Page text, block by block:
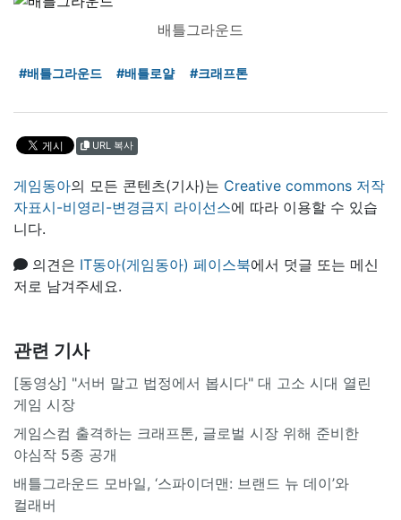
배틀그라운드
#배틀그라운드 #배틀로얄 #크래프톤
URL 복사
게임동아의 모든 콘텐츠(기사)는 Creative commons 저작
자표시-비영리-변경금지 라이선스에 따라 이용할 수 있습
니다.
의견은 IT동아(게임동아) 페이스북에서 덧글 또는 메신
저로 남겨주세요.
관련 기사
[동영상] "서버 말고 법정에서 봅시다" 대 고소 시대 열린
게임 시장
게임스컴 출격하는 크래프톤, 글로벌 시장 위해 준비한
야심작 5종 공개
배틀그라운드 모바일, ‘스파이더맨: 브랜드 뉴 데이’와
컬래버